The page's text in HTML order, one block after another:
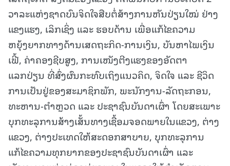
ວາລະແຫ່ງຊາດບົນຈິດໃຈສືບຕໍ່ສ້າງການຫັນປ່ຽນໃໝ່ ຢ່າງ
ແຂງແຮງ, ເລິກເຊິ່ງ ແລະ ຮອບດ້ານ ເພື່ອແກ້ໄຂຄວາມ
ຫຍຸ້ງຍາກທາງດ້ານເສດຖະກິດ-ການເງິນ, ບັນຫາໄພເງິນ
ເຟີ້, ຄ່າຄອງຊີບສູງ, ການເໜັງຕີງແຮງຂອງອັດຕາ
ແລກປ່ຽນ ທີ່ສົ່ງຜົນກະທົບເຖິງແນວຄິດ, ຈິດໃຈ ແລະ ຊີວິດ
ການເປັນຢູ່ຂອງສະມາຊິກພັກ, ພະນັກງານ-ລັດຖະກອນ,
ທະຫານ-ຕຳຫຼວດ ແລະ ປະຊາຊົນບັນດາເຜົ່າ ໂດຍສະເພາະ
ບຸກທະລຸການສ້າງເສັ້ນທາງເຊື້ອມຈອດພາຍໃນແຂວງ, ຕ່າງ
ແຂວງ, ຕ່າງປະເທດໃຫ້ສະດອກສາບາຍ, ບຸກທະລຸການ
ແກ້ໄຂຄວາມທຸກຍາກຂອງປະຊາຊົນບັນດາເຜົ່າ ແລະ